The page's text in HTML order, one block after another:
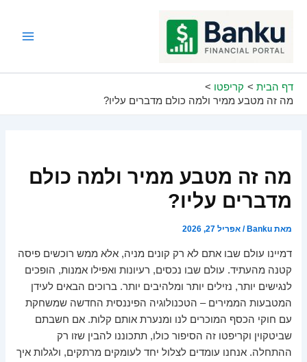
דף הבית
קריפטו
מה זה מטבע ממיר ולמה כולם מדברים עליו?
מה זה מטבע ממיר ולמה כולם
מדברים עליו?
מאתBanku
/אפריל 27, 2026
דמיינו עולם שבו אתם לא רק קונים מניה, אלא ממש רוכשים פיסה
קטנה מהעתיד. עולם שבו נכסים, רעיונות ואפילו אמנות, הופכים
לנגישים יותר, נזילים יותר ומלהיבים יותר. ברוכים הבאים לעידן
המטבעות הממירים – הטכנולוגיה הפיננסית החדשה שמשחקת
עם חוקי הכסף המוכרים לנו ומנערת אותם קלות. אם חשבתם
שביטקוין וקריפטו זה הסיפור כולו, תתכוננו להבין שזו רק
ההתחלה. אנחנו עומדים לצלול יחד לעומקים מרתקים, ולגלות איך